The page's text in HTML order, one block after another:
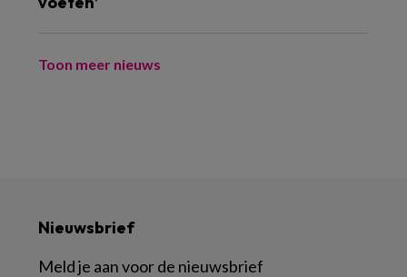
Toon meer nieuws
Nieuwsbrief
Meld je aan voor de nieuwsbrief